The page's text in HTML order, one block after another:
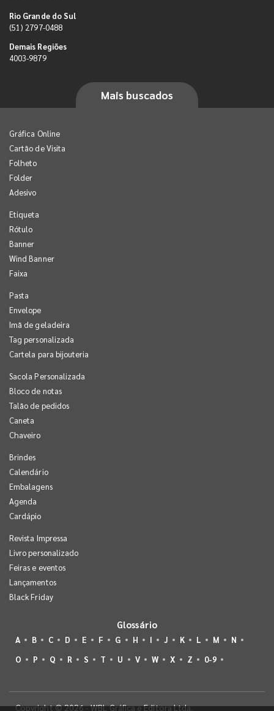
Rio Grande do Sul
(51) 2797-0488
Demais Regiões
4003-9879
Mais buscados
Gráfica Online
Cartão de Visita
Folheto
Folder
Adesivo
Etiqueta
Rótulo
Banner
Wind Banner
Faixa
Pasta
Envelope
Imã de geladeira
Tag personalizada
Cartela para bijouteria
Sacola Personalizada
Bloco de notas
Talão de pedidos
Caneta
Chaveiro
Brindes
Calendário
Embalagens
Agenda
Cardápio
Revista Impressa
Livro personalizado
Feiras e eventos
Lançamentos
Black Friday
Glossário
A B C D E F G H I J K L M
N
O
P Q R S T U V W X Z 0-9
Copyright © 2026 - WBL Gráfica e Editora Ltda.